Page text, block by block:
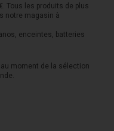
Tous les produits de plus
notre magasin à
enceintes, batteries
moment de la sélection